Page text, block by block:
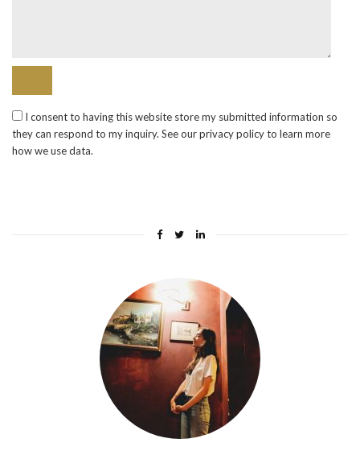
I consent to having this website store my submitted information so
they can respond to my inquiry. See our privacy policy to learn more
how we use data.